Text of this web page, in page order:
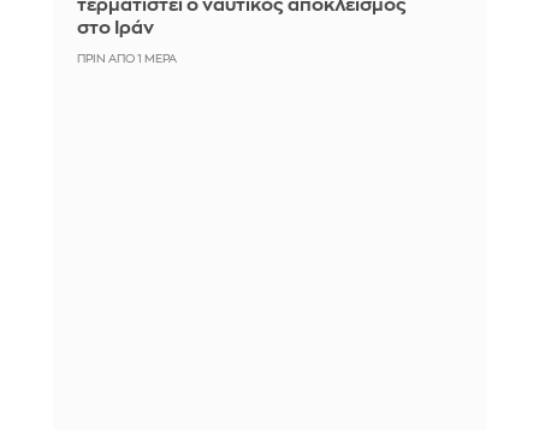
τερματιστεί ο ναυτικός αποκλεισμός
στο Ιράν
ΠΡΙΝ ΑΠΌ 1 ΜΈΡΑ